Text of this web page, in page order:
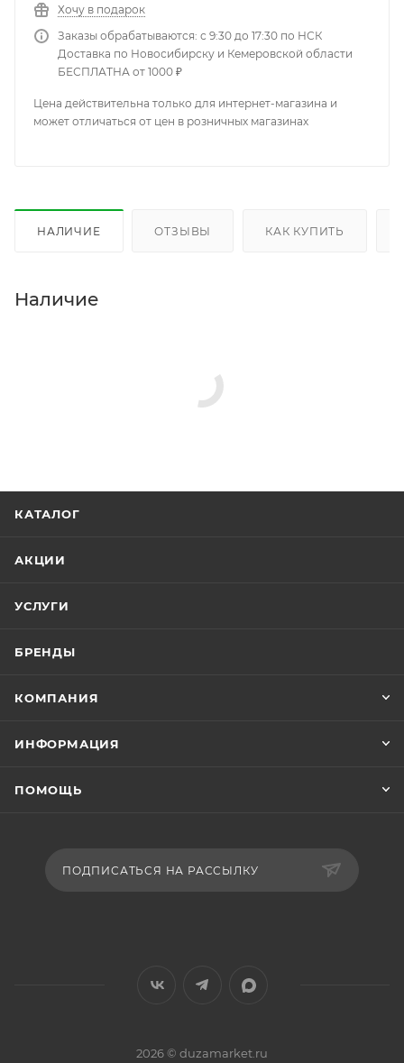
Хочу в подарок
Заказы обрабатываются: с 9:30 до 17:30 по НСК
Доставка по Новосибирску и Кемеровской области
БЕСПЛАТНА от 1000 ₽
Цена действительна только для интернет-магазина и
может отличаться от цен в розничных магазинах
НАЛИЧИЕ ОТЗЫВЫ КАК КУПИТЬ
Наличие
КАТАЛОГ
АКЦИИ
УСЛУГИ
БРЕНДЫ
КОМПАНИЯ
ИНФОРМАЦИЯ
ПОМОЩЬ
ПОДПИСАТЬСЯ НА РАССЫЛКУ
2026 © duzamarket.ru